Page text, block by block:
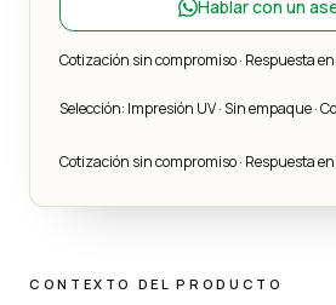
Hablar con un
Cotización sin compromiso · Respuesta
Selección: Impresión UV · Sin empaque ·
Cotización sin compromiso · Respuesta
CONTEXTO DEL PRODUCTO